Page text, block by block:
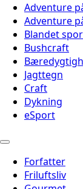
Adventure
Adventure
Blandet
Bushcraft
Jagttegn
Craft
Dykning
eSport
Forfatter
Friluftsliv